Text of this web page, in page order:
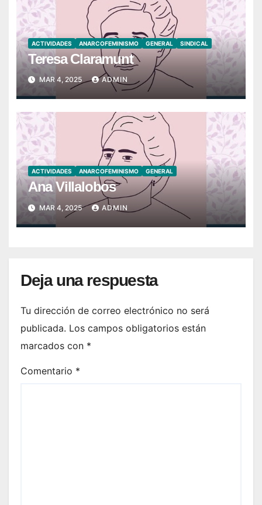
ACTIVIDADES ANARCOFEMINISMO GENERAL SINDICAL
Teresa Claramunt
MAR 4, 2025 ADMIN
ACTIVIDADES ANARCOFEMINISMO GENERAL
Ana Villalobos
MAR 4, 2025 ADMIN
Deja una respuesta
Tu dirección de correo electrónico no será
publicada. Los campos obligatorios están
marcados con *
Comentario *